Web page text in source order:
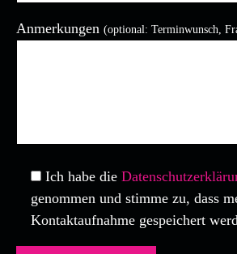
Bitte lasse dieses Feld leer.
Anmerkungen (optional: Terminwunsch,
Ich habe die
genommen und stimme zu, dass
Kontaktaufnahme gespeichert